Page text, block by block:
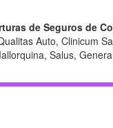
de Seguros de
Auto, Clinicum
Salus,